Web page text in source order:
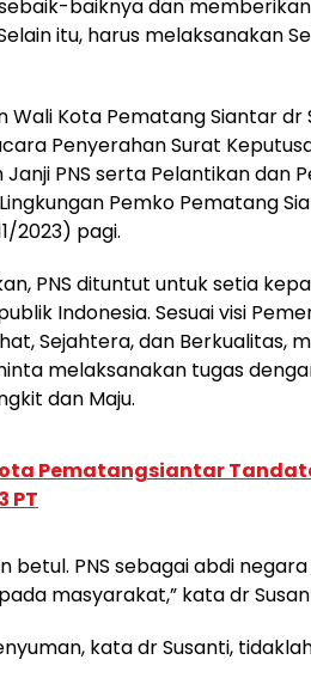
baiknya dan
itu, harus melaksanakan
Wali Kota Pematang Siantar dr
Penyerahan Surat
PNS serta Pelantikan dan
Pemko Pematang
2023) pagi.
PNS dituntut untuk setia
Indonesia. Sesuai visi
Sejahtera, dan Berkualitas,
melaksanakan tugas
dan Maju.
Pematangsiantar
PT
betul. PNS sebagai abdi
masyarakat,” kata dr
kata dr Susanti,